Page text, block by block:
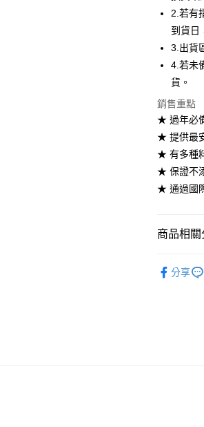
大哥付你
【大哥付
1.本服務
2.付款方
完成交易。
3.實際核
消。如遇
無法說明
【繳款方
1.分期款
醒簡訊。
【注意事
用戶於交
款買賣價
AFTEE先
相關說明
AFTEE先
便利好安
１．簡單
２．便利
３．安心
１．於結
３．收到
／ATM／
絡購買商
先享後付
ATM付款
運送方式
華得水產-
每筆
2.若有
到貨日
3.出貨
4.若未
貨。
銷售重點
★ 過年必
★ 提供最
★ 有多種
★ 保證不
★ 通過國
商品相關
分享